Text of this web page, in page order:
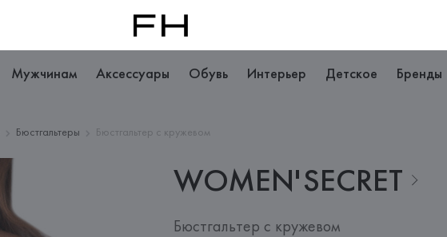
Мужчинам Аксессуары Обувь Интерьер Детское Бренды
Бюстгальтеры Бюстгальтер с кружевом
WOMEN'SECRET
Бюстгальтер с кружевом